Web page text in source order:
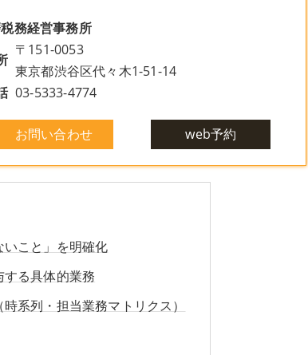
務経営事務所
〒151-0053
東京都渋谷区代々木1-51-14
03-5333-4774
お問い合わせ web予約
こと」を明確化
る具体的業務
系列・担当業務マトリクス）